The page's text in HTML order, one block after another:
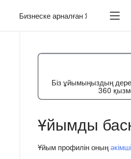
Бизнеске арналған Яндекс
Біз ұйымыңыздың
360
Ұйымды
Ұйым профилін оның